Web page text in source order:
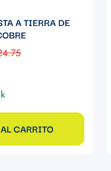
A TIERRA DE
CARRITO